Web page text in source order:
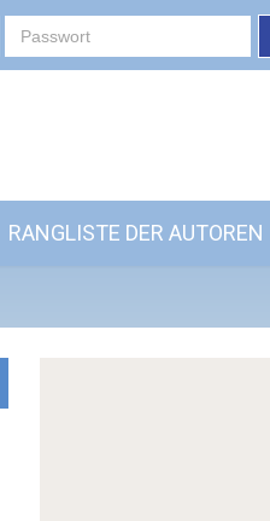
RANGLISTE DER AUTOREN